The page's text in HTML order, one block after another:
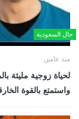
حال السعودية
منذ عامين
لحياة زوجية مليئة
واستمتع بالقوة